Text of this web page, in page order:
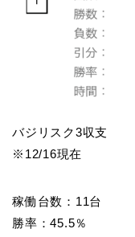
バジリスク3収支
※12/16現在
稼働台数：11台
勝率：45.5％